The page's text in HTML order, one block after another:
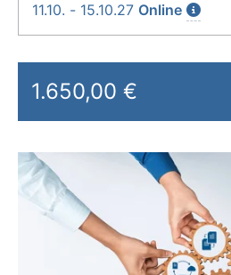
11.10. - 15.10.27 Online
1.650,00 €